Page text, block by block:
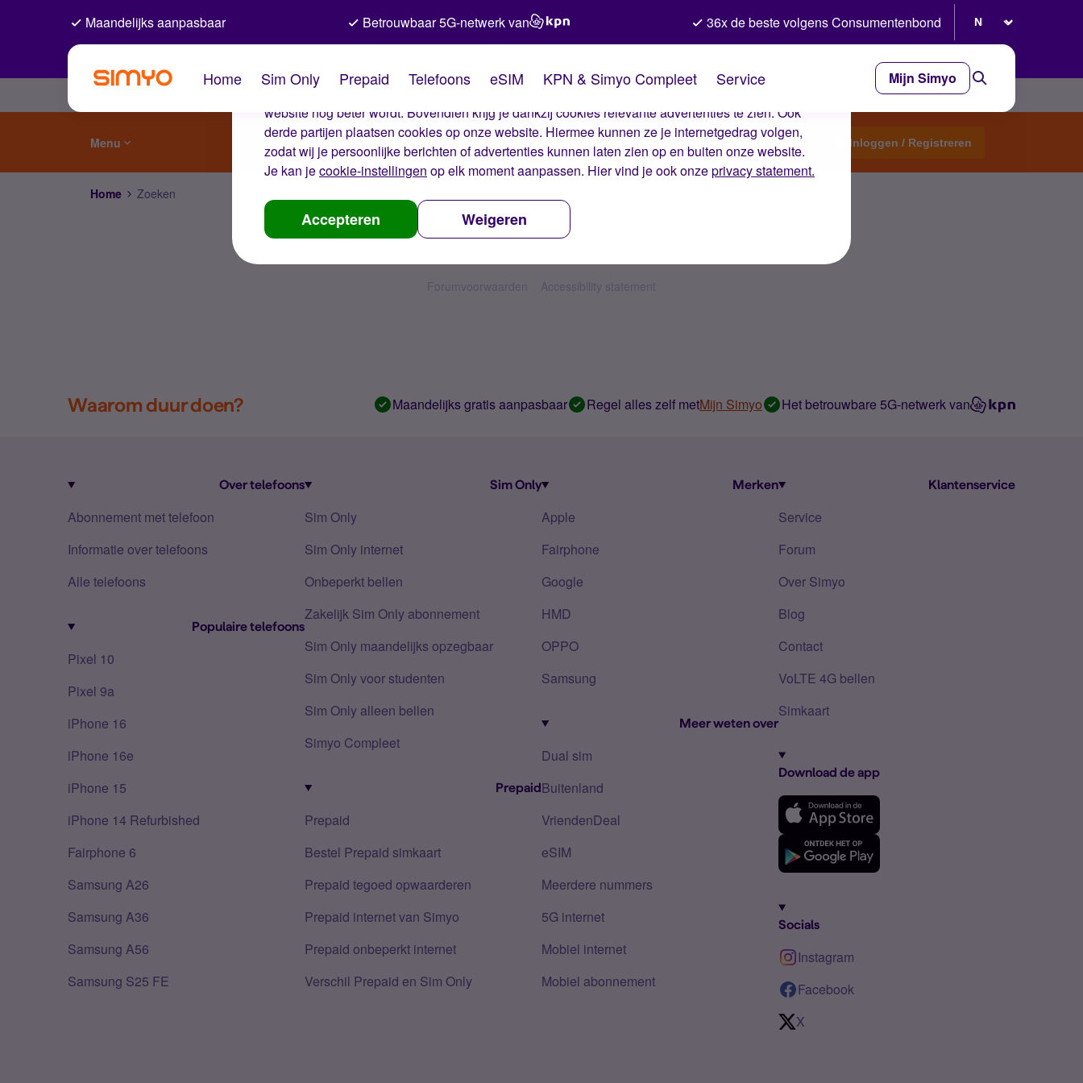
De cookies van Simyo
Wij gebruiken cookies op onze website. Met deze cookies zorgen wij ervoor dat je ervaring op de
website nog beter wordt. Bovendien krijg je dankzij cookies relevante advertenties te zien. Ook
derde partijen plaatsen cookies op onze website. Hiermee kunnen ze je internetgedrag volgen,
zodat wij je persoonlijke berichten of advertenties kunnen laten zien op en buiten onze website.
Je kan jecookie-instellingen op elk moment aanpassen. Hier vind je ook onzeprivacy statement.
Accepteren Weigeren
Maandelijks aanpasbaar Betrouwbaar 5G-netwerk van 36x de beste volgens Consumentenbond
Home Sim Only Prepaid Telefoons eSIM KPN & Simyo Compleet Service Mijn Simyo
Menu Start een topic Inloggen / Registreren
Home Zoeken
Forumvoorwaarden Accessibility statement
Waarom duur doen? Maandelijks gratis aanpasbaar Regel alles zelf metMijn Simyo Het betrouwbare 5G-netwerk van
Over telefoons
Abonnement met telefoon
Informatie over telefoons
Alle telefoons
Populaire telefoons
Pixel 10
Pixel 9a
iPhone 16
iPhone 16e
iPhone 15
iPhone 14 Refurbished
Fairphone 6
Samsung A26
Samsung A36
Samsung A56
Samsung S25 FE
Sim Only
Sim Only
Sim Only internet
Onbeperkt bellen
Zakelijk Sim Only abonnement
Sim Only maandelijks opzegbaar
Sim Only voor studenten
Sim Only alleen bellen
Simyo Compleet
Prepaid
Prepaid
Bestel Prepaid simkaart
Prepaid tegoed opwaarderen
Prepaid internet van Simyo
Prepaid onbeperkt internet
Verschil Prepaid en Sim Only
Merken
Apple
Fairphone
Google
HMD
OPPO
Samsung
Meer weten over
Dual sim
Buitenland
VriendenDeal
eSIM
Meerdere nummers
5G internet
Mobiel internet
Mobiel abonnement
Klantenservice
Service
Forum
Over Simyo
Blog
Contact
VoLTE 4G bellen
Simkaart
Download de app
Socials
Instagram
Facebook
X